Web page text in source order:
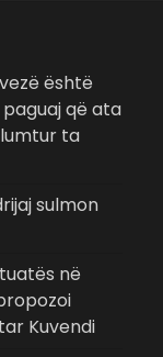
është
që ata
ta
sulmon
në
Kuvendi